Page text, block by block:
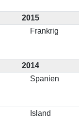
2015
Frankrig
2014
Spanien
Island